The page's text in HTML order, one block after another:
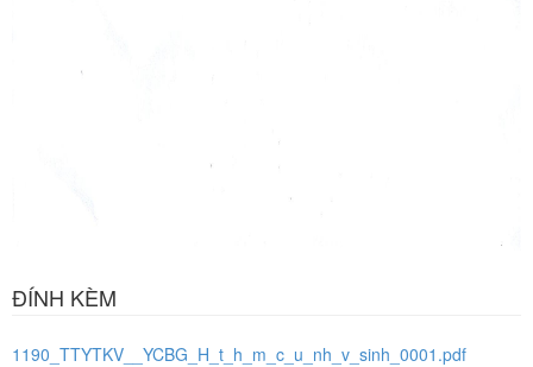
ĐÍNH KÈM
1190_TTYTKV__YCBG_H_t_h_m_c_u_nh_v_sinh_0001.pdf